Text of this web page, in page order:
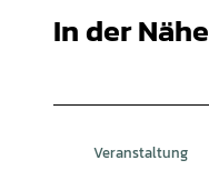
In der Nähe
Veranstaltung